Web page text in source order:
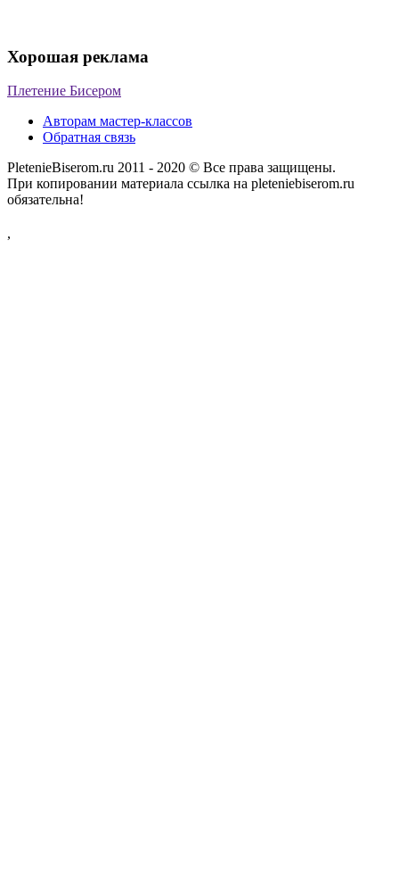
Хорошая реклама
Плетение Бисером
Авторам мастер-классов
Обратная связь
PletenieBiserom.ru 2011 - 2020 © Все права защищены.
При копировании материала ссылка на pleteniebiserom.ru
обязательна!
,